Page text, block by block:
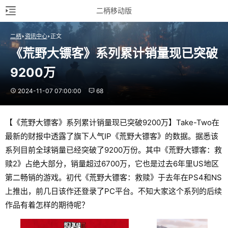
二柄移动版
二柄 资讯中心 正文
《荒野大镖客》系列累计销量现已突破
9200万
2024-11-07 07:00:00 68
【《荒野大镖客》系列累计销量现已突破9200万】Take-Two在
最新的财报中透露了旗下人气IP《荒野大镖客》的数据。据悉该
系列目前全球销量已经突破了9200万份。其中《荒野大镖客：救
赎2》占绝大部分，销量超过6700万，它也是过去6年里US地区
第二畅销的游戏。初代《荒野大镖客：救赎》于去年在PS4和NS
上推出，前几日该作还登录了PC平台。不知大家这个系列的后续
作品有着怎样的期待呢？